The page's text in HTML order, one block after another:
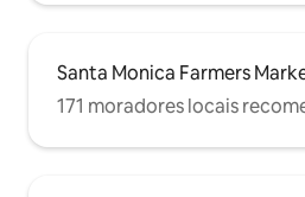
Santa Monica Farmers
171 moradores locais